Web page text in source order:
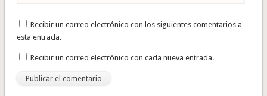
Recibir un correo electrónico con los siguientes comentarios a
esta entrada.
Recibir un correo electrónico con cada nueva entrada.